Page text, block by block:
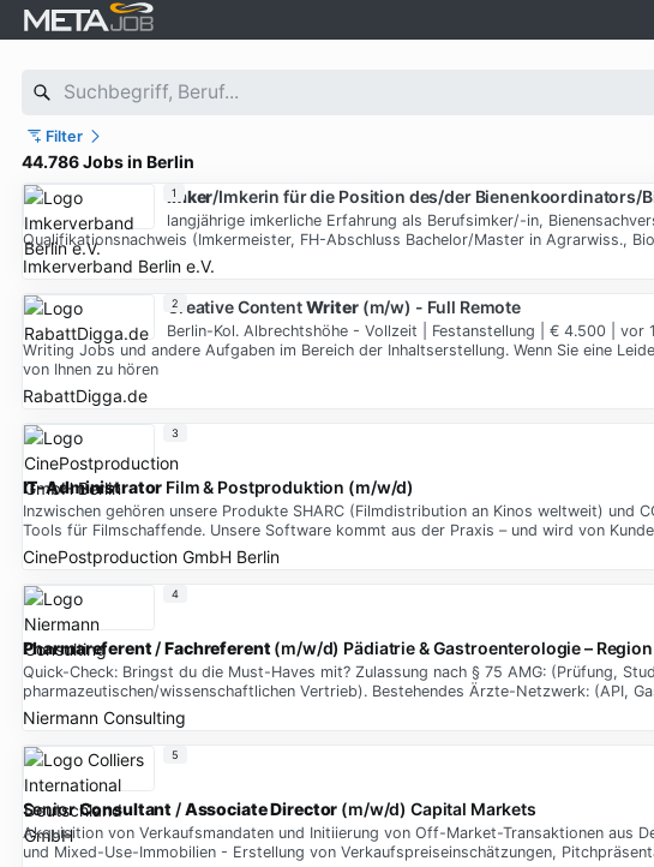
Filter
44.786 Jobs in Berlin
Imker/Imkerin für die Position des/der Bienenkoordinators/
langjährige imkerliche Erfahrung als Berufsimker/-in,
Qualifikationsnachweis (Imkermeister, FH-Abschluss Bachelor/Master in Agrarwiss.,
Imkerverband Berlin e.V.
1
Creative ContentWriter(m/w) - Full Remote
Berlin-Kol. Albrechtshöhe - Vollzeit | Festanstellung | € 4.500 |
Writing Jobs und andere Aufgaben im Bereich der Inhaltserstellung. Wenn Sie eine
von Ihnen zu hören
RabattDigga.de
2
IT-Administrator Film & Postproduktion (m/w/d)
Inzwischen gehören unsere Produkte SHARC (Filmdistribution an Kinos weltweit)
Tools für Filmschaffende. Unsere Software kommt aus der Praxis – und wird von
CinePostproduction GmbH Berlin
3
Pharmareferent /Fachreferent (m/w/d) Pädiatrie & Gastroenterologie –
Quick-Check: Bringst du die Must-Haves mit? Zulassung nach § 75 AMG: (Prüfung,
pharmazeutischen/wissenschaftlichen Vertrieb). Bestehendes Ärzte-Netzwerk: (API,
Niermann Consulting
4
SeniorConsultant /AssociateDirector (m/w/d) Capital Markets
Akquisition von Verkaufsmandaten und Initiierung von Off-Market-Transaktionen aus
und Mixed-Use-Immobilien - Erstellung von Verkaufspreiseinschätzungen,
5